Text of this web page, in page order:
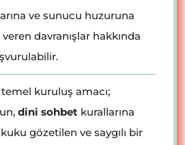
ve sunucu huzuruna
veren davranışlar hakkında
temel kuruluş amacı;
dini sohbet kurallarına
gözetilen ve saygılı bir